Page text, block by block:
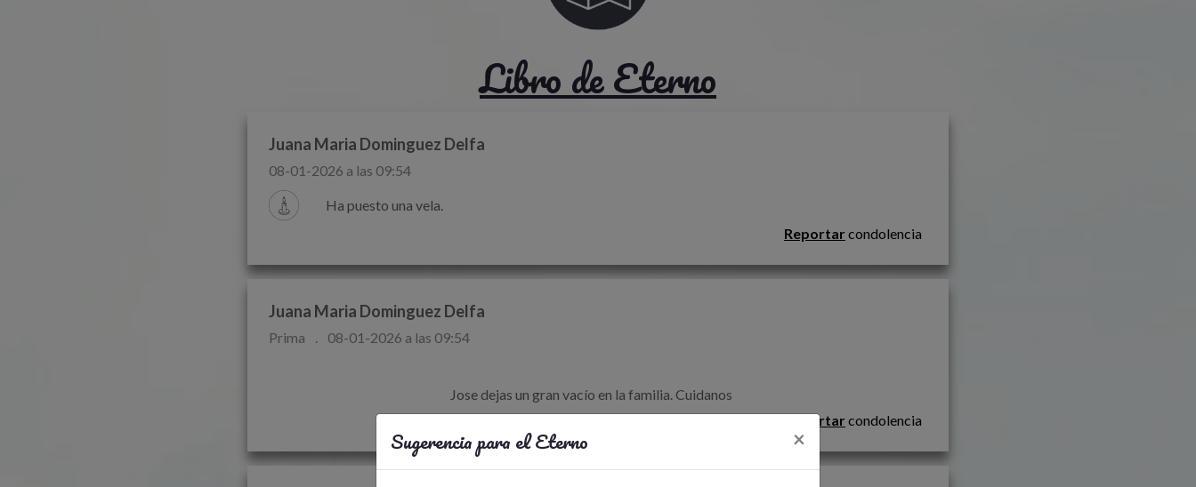
Libro de Eterno
Juana Maria Dominguez Delfa
08-01-2026 a las 09:54
Ha puesto una vela.
Reportar condolencia
Juana Maria Dominguez Delfa
Prima . 08-01-2026 a las 09:54
                                                                    Jose dejas un gran vacío en la familia. Cuidanos
Reportar condolencia
Sugerencia para el Eterno ×